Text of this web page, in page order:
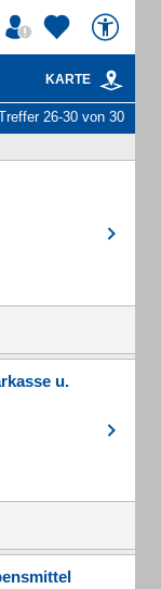
KARTE
26-30 von 30
u.